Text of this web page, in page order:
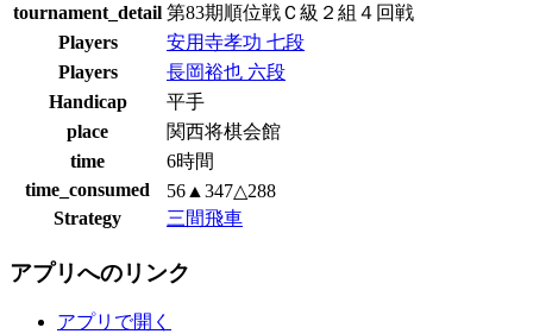
tournament_detail 第83期順位戦Ｃ級２組４回戦
Players
安用寺孝功 七段
Players
長岡裕也 六段
Handicap
平手
place
関西将棋会館
time
6時間
time_consumed
56▲347△288
Strategy
三間飛車
アプリへのリンク
アプリで開く